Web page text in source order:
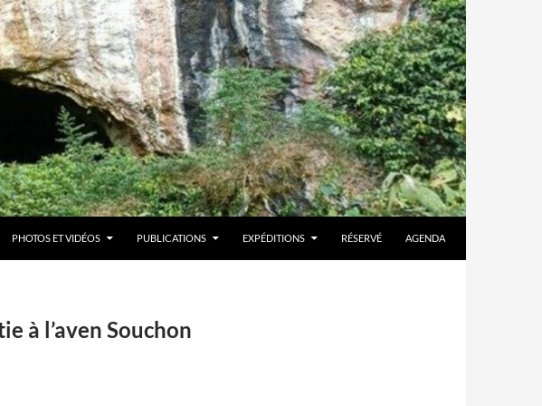
PHOTOS ET VIDÉOS PUBLICATIONS EXPÉDITIONS RÉSERVÉ AGENDA
à l’aven Souchon